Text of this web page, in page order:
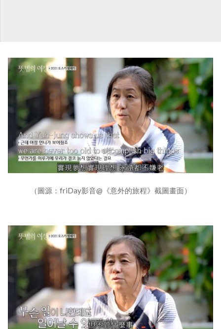
（圖源：friDay影音@《意外的旅程》截圖畫面）